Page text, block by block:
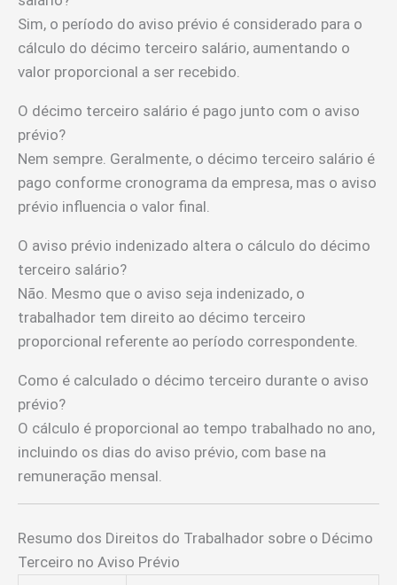
Sim, o período do aviso prévio é considerado para o
cálculo do décimo terceiro salário, aumentando o
valor proporcional a ser recebido.
O décimo terceiro salário é pago junto com o aviso
prévio?
Nem sempre. Geralmente, o décimo terceiro salário é
pago conforme cronograma da empresa, mas o aviso
prévio influencia o valor final.
O aviso prévio indenizado altera o cálculo do décimo
terceiro salário?
Não. Mesmo que o aviso seja indenizado, o
trabalhador tem direito ao décimo terceiro
proporcional referente ao período correspondente.
Como é calculado o décimo terceiro durante o aviso
prévio?
O cálculo é proporcional ao tempo trabalhado no ano,
incluindo os dias do aviso prévio, com base na
remuneração mensal.
Resumo dos Direitos do Trabalhador sobre o Décimo
Terceiro no Aviso Prévio